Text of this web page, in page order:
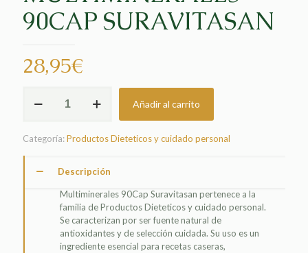
90CAP SURAVITASAN
28,95€
90CAP
Añadir al carrito
Categoría:Productos Dieteticos y cuidado personal
Descripción
Multiminerales 90Cap Suravitasan pertenece a la
familia de Productos Dieteticos y cuidado personal.
Se caracterizan por ser fuente natural de
antioxidantes y de selección cuidada. Su uso es un
ingrediente esencial para recetas caseras,